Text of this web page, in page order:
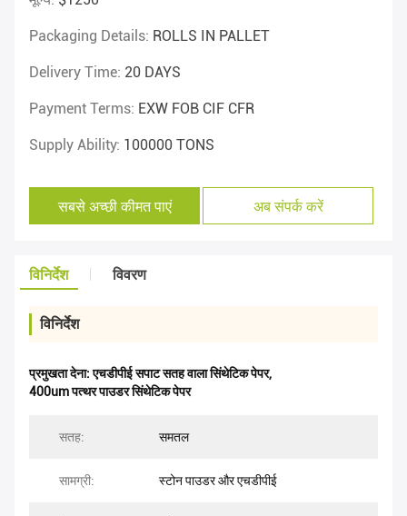
Packaging Details: ROLLS IN PALLET
Delivery Time: 20 DAYS
Payment Terms: EXW FOB CIF CFR
Supply Ability: 100000 TONS
सबसे अच्छी कीमत पाएं अब संपर्क करें
विनिर्देश विवरण
विनिर्देश
प्रमुखता देना:एचडीपीई सपाट सतह वाला सिंथेटिक पेपर,
400um पत्थर पाउडर सिंथेटिक पेपर
सतह: समतल
सामग्री: स्टोन पाउडर और एचडीपीई